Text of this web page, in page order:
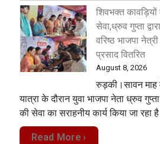
शिवभक्त कावड़ियों
सेवा,ध्रुव गुप्ता
वरिष्ठ भाजपा
प्रसाद वितरित
August 8, 2026
रुड़की।सावन माह
यात्रा के दौरान युवा भाजपा नेता ध्रुव
की सेवा का सराहनीय कार्य किया जा रहा
Read More ›